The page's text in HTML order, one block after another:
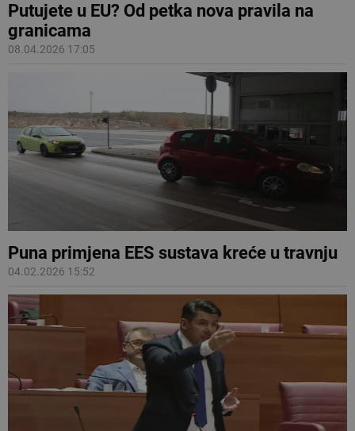
Putujete u EU? Od petka nova pravila na
granicama
08.04.2026 17:05
Puna primjena EES sustava kreće u travnju
04.02.2026 15:52